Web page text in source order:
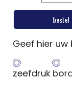
bestel
Geef hier
zeefdruk